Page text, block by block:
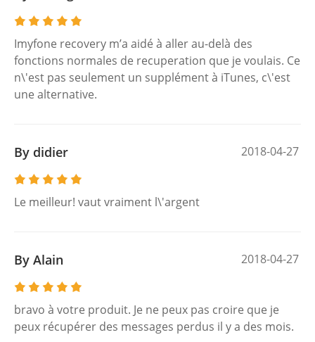
Imyfone recovery m’a aidé à aller au-delà des
fonctions normales de recuperation que je voulais. Ce
n\'est pas seulement un supplément à iTunes, c\'est
une alternative.
By didier 2018-04-27
Le meilleur! vaut vraiment l\'argent
By Alain 2018-04-27
bravo à votre produit. Je ne peux pas croire que je
peux récupérer des messages perdus il y a des mois.